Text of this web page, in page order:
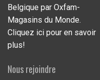
Belgique par Oxfam-
Magasins du Monde.
Cliquez ici pour en savoir
plus!
Nous rejoindre